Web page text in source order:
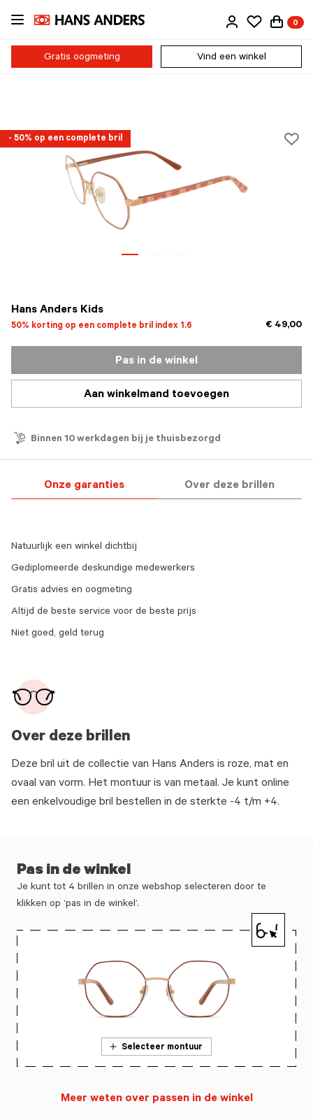
Ga
naar
inhoud
0
Gratis oogmeting Vind een winkel
- 50% op een complete bril
Hans Anders Kids
50% korting op een complete bril index 1.6 € 49,00
Pas in de winkel
Aan winkelmand toevoegen
Binnen 10 werkdagen bij je thuisbezorgd
Onze garanties Over deze brillen
Over deze brillen
Deze bril uit de collectie van Hans Anders is roze, mat en
ovaal van vorm. Het montuur is van metaal. Je kunt online
een enkelvoudige bril bestellen in de sterkte -4 t/m +4.
Natuurlijk een winkel dichtbij
Gediplomeerde deskundige medewerkers
Gratis advies en oogmeting
Altijd de beste service voor de beste prijs
Niet goed, geld terug
Pas in de winkel
Je kunt tot 4 brillen in onze webshop selecteren door te
klikken op ‘pas in de winkel’.
Selecteer montuur
Meer weten over passen in de winkel